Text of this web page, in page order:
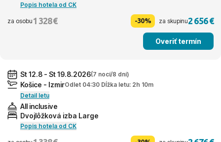
Popis hotela od CK
za osobu 1 328 € -30% za skupinu2 656 €
Overiť termín
St 12.8 - St 19.8.2026(7 nocí/8 dní)
Košice - IzmirOdlet 04:30 Dĺžka letu: 2h 10m
Detail letu
All inclusive
Dvojlôžková izba Large
Popis hotela od CK